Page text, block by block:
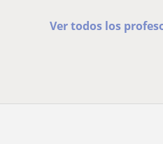
Ver todos los